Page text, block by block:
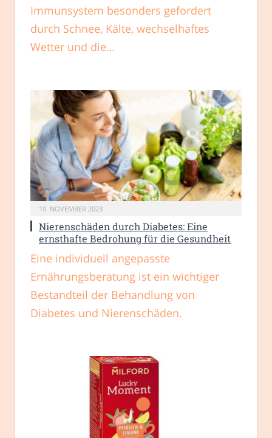
Immunsystem besonders gefordert
durch Schnee, Kälte, wechselhaftes
Wetter und die…
10. NOVEMBER 2023
Nierenschäden durch Diabetes: Eine
ernsthafte Bedrohung für die Gesundheit
Eine individuell angepasste
Ernährungsberatung ist ein wichtiger
Bestandteil der Behandlung von
Diabetes und Nierenschäden.